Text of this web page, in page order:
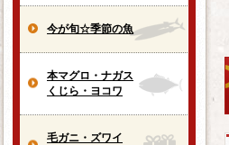
今が旬☆季節の魚
本マグロ・ナガス
くじら・ヨコワ
毛ガニ・ズワイ